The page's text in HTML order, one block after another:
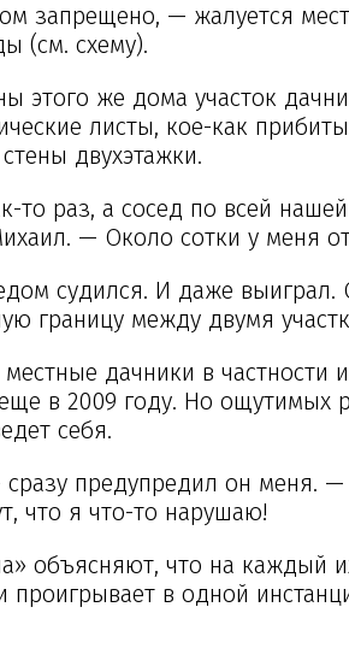
запрещено, — жалуется
(см. схему).
этого же дома участок
листы, кое-как
двухэтажки.
то раз, а сосед по всей
— Около сотки у меня
судился. И даже
границу между двумя
дачники в
в 2009 году. Но ощутимых
себя.
предупредил он меня. —
что я что-то нарушаю!
объясняют, что на каждый
проигрывает в одной